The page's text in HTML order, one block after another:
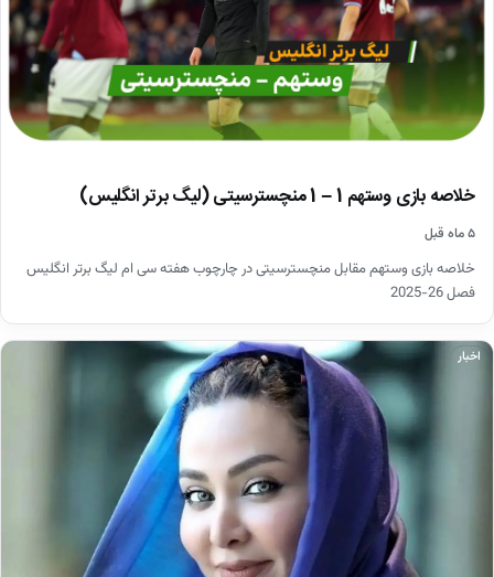
خلاصه بازی وستهم 1 – 1 منچسترسیتی (لیگ برتر انگلیس)
۵ ماه قبل
خلاصه بازی وستهم مقابل منچسترسیتی در چارچوب هفته سی ام لیگ برتر انگلیس
فصل 26-2025
اخبار